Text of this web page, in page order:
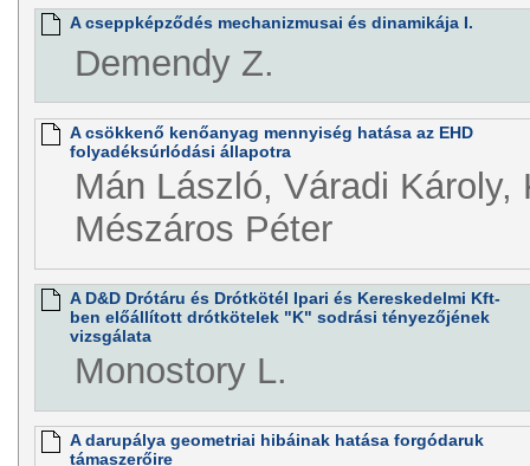
A cseppképződés mechanizmusai és dinamikája I.
Demendy Z.
A csökkenő kenőanyag mennyiség hatása az EHD
folyadéksúrlódási állapotra
Mán László, Váradi Károly,
Mészáros Péter
A D&D Drótáru és Drótkötél Ipari és Kereskedelmi Kft-
ben előállított drótkötelek "K" sodrási tényezőjének
vizsgálata
Monostory L.
A darupálya geometriai hibáinak hatása forgódaruk
támaszerőire